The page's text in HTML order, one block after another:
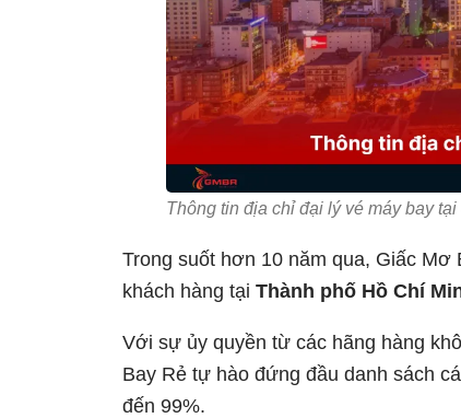
Thông tin địa chỉ đại lý vé máy bay tại
Trong suốt hơn 10 năm qua, Giấc
khách hàng tại Thành phố Hồ Chí
Với sự ủy quyền từ các hãng hàng
Bay Rẻ tự hào đứng đầu danh sách
đến 99%.